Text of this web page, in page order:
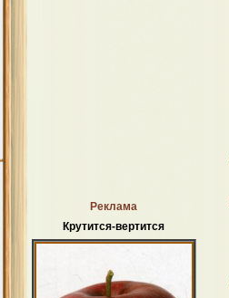
Реклама
Крутится-вертится